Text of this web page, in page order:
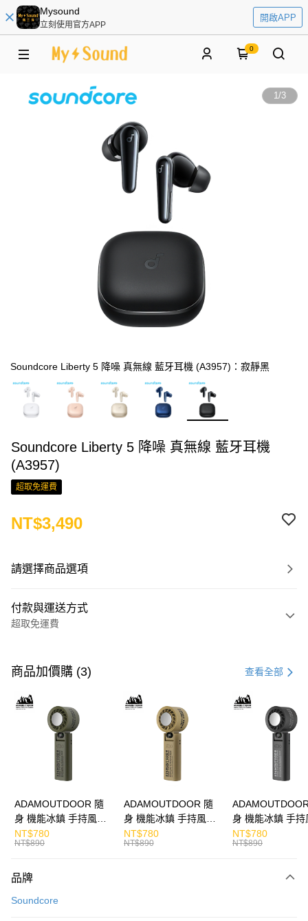
Mysound
立刻使用官方APP
開啟APP
0
1/3
Soundcore Liberty 5 降噪 真無線 藍牙耳機 (A3957)：寂靜黑
Soundcore Liberty 5 降噪 真無線 藍牙耳機
(A3957)
超取免運費
NT$3,490
請選擇商品選項
付款與運送方式
超取免運費
信用卡一次付款
LINE Pay
Apple Pay
運送方式
免運費
付款後7-11取貨
商品加價購 (3) 查看全部
ADAMOUTDOOR 隨
身 機能冰鎮 手持風扇
掛繩
NT$780
NT$890
ADAMOUTDOOR 隨
身 機能冰鎮 手持風扇
掛繩
NT$780
NT$890
身 機能冰鎮 手持
掛繩
NT$780
NT$890
品牌
Soundcore